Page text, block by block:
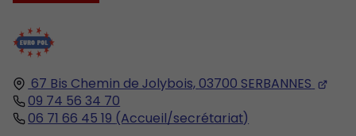
67 Bis Chemin de Jolybois, 03700 SERBANNES
09 74 56 34 70
06 71 66 45 19 (Accueil/secrétariat)